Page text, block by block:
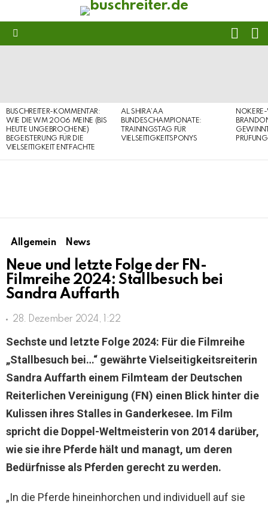
BUSCHREITER-KOMMENTAR:
WIE DIE WM 2006 MEINE (BIS
HEUTE UNGEBROCHENE)
BEGEISTERUNG FÜR DIE
VIELSEITIGKEIT ENTFACHTE
AL SHIRA’AA
BUNDESCHAMPIONATE:
TRAININGSTAG FÜR
VIELSEITIGKEITSPONYS
PRÜFUNG
Allgemein News
Neue und letzte Folge der FN-
Filmreihe 2024: Stallbesuch bei
Sandra Auffarth
28. Dezember 2024, 1:22
Sechste und letzte Folge 2024: Für die Filmreihe
„Stallbesuch bei…“ gewährte Vielseitigkeitsreiterin
Sandra Auffarth einem Filmteam der Deutschen
Reiterlichen Vereinigung (FN) einen Blick hinter die
Kulissen ihres Stalles in Ganderkesee. Im Film
spricht die Doppel-Weltmeisterin von 2014 darüber,
wie sie ihre Pferde hält und managt, um deren
Bedürfnisse als Pferden gerecht zu werden.
„In die Pferde hineinhorchen und individuell auf sie